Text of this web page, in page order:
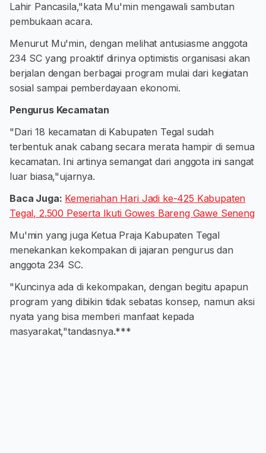
Lahir Pancasila,"kata Mu'min mengawali sambutan
pembukaan acara.
Menurut Mu'min, dengan melihat antusiasme anggota
234 SC yang proaktif dirinya optimistis organisasi akan
berjalan dengan berbagai program mulai dari kegiatan
sosial sampai pemberdayaan ekonomi.
Pengurus Kecamatan
"Dari 18 kecamatan di Kabupaten Tegal sudah
terbentuk anak cabang secara merata hampir di semua
kecamatan. Ini artinya semangat dari anggota ini sangat
luar biasa,"ujarnya.
Baca Juga: Kemeriahan Hari Jadi ke-425 Kabupaten
Tegal, 2.500 Peserta Ikuti Gowes Bareng Gawe Seneng
Mu'min yang juga Ketua Praja Kabupaten Tegal
menekankan kekompakan di jajaran pengurus dan
anggota 234 SC.
"Kuncinya ada di kekompakan, dengan begitu apapun
program yang dibikin tidak sebatas konsep, namun aksi
nyata yang bisa memberi manfaat kepada
masyarakat,"tandasnya.***